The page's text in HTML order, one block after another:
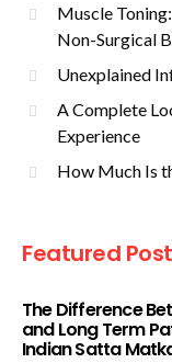
Muscle
Non-Surgical
Unexplained
A Complete
Experience
How Much Is
Featured
The Difference
and Long Term
Indian Satta